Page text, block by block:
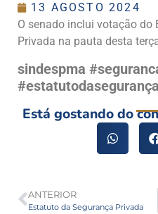
13 AGOSTO 2024
O senado inclui votação do
Privada na pauta desta
sindespma
Está gostando do
ANTERIOR
Estatuto da Segurança Privada